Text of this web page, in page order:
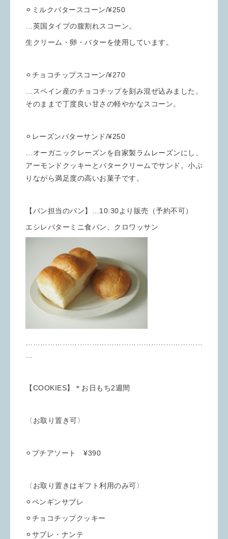
⚪︎ミルクバタースコーン/¥250
…英国タイプの腹割れスコーン。
生クリーム・卵・バターを使用しています。
⚪︎チョコチップスコーン/¥270
…スペイン産のチョコチップを刻み混ぜ込みました。
そのままで丁度良い甘さの軽やかなスコーン。
⚪︎レーズンバターサンド/¥250
…オーガニックレーズンを自家製ラムレーズンにし、
アーモンドクッキーとバタークリームでサンド。小ぶ
りながら満足度の高いお菓子です。
【パン担当のパン】…10:30より販売（予約不可）
エシレバターミニ食パン、クロワッサン
【COOKIES】＊お日もち2週間
〈お取り置き可〉
⚪︎プチアソート ¥390
〈お取り置きはギフト利用のみ可〉
⚪︎ペンギンサブレ
⚪︎チョコチップクッキー
⚪︎サブレ・ナンテ